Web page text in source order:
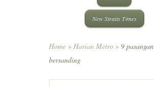
New Straits Times
Home » Harian Metro » 9 pasangan
bersanding